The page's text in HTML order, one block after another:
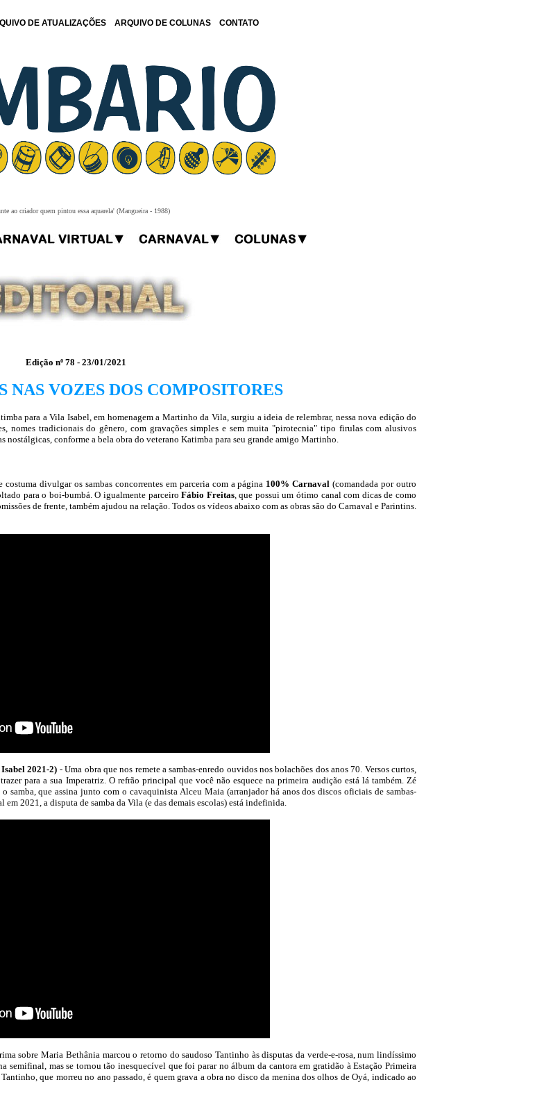
DE ATUALIZAÇÕES ARQUIVO DE COLUNAS CONTATO
ao criador quem pintou essa aquarela' (Mangueira - 1988)
Edição nº 78 - 23/01/2021
NAS VOZES DOS COMPOSITORES
para a Vila Isabel, em homenagem a Martinho da Vila, surgiu a ideia de relembrar, nessa nova edição do
nomes tradicionais do gênero, com gravações simples e sem muita "pirotecnia" tipo firulas com alusivos
nostálgicas, conforme a bela obra do veterano Katimba para seu grande amigo Martinho.
costuma divulgar os sambas concorrentes em parceria com a página 100% Carnaval (comandada por outro
para o boi-bumbá. O igualmente parceiroFábio Freitas, que possui um ótimo canal com dicas de como
de frente, também ajudou na relação. Todos os vídeos abaixo com as obras são do Carnaval e Parintins.
2021-2) - Uma obra que nos remete a sambas-enredo ouvidos nos bolachões dos anos 70. Versos curtos,
para a sua Imperatriz. O refrão principal que você não esquece na primeira audição está lá também. Zé
samba, que assina junto com o cavaquinista Alceu Maia (arranjador há anos dos discos oficiais de sambas-
2021, a disputa de samba da Vila (e das demais escolas) está indefinida.
sobre Maria Bethânia marcou o retorno do saudoso Tantinho às disputas da verde-e-rosa, num lindíssimo
semifinal, mas se tornou tão inesquecível que foi parar no álbum da cantora em gratidão à Estação Primeira
que morreu no ano passado, é quem grava a obra no disco da menina dos olhos de Oyá, indicado ao